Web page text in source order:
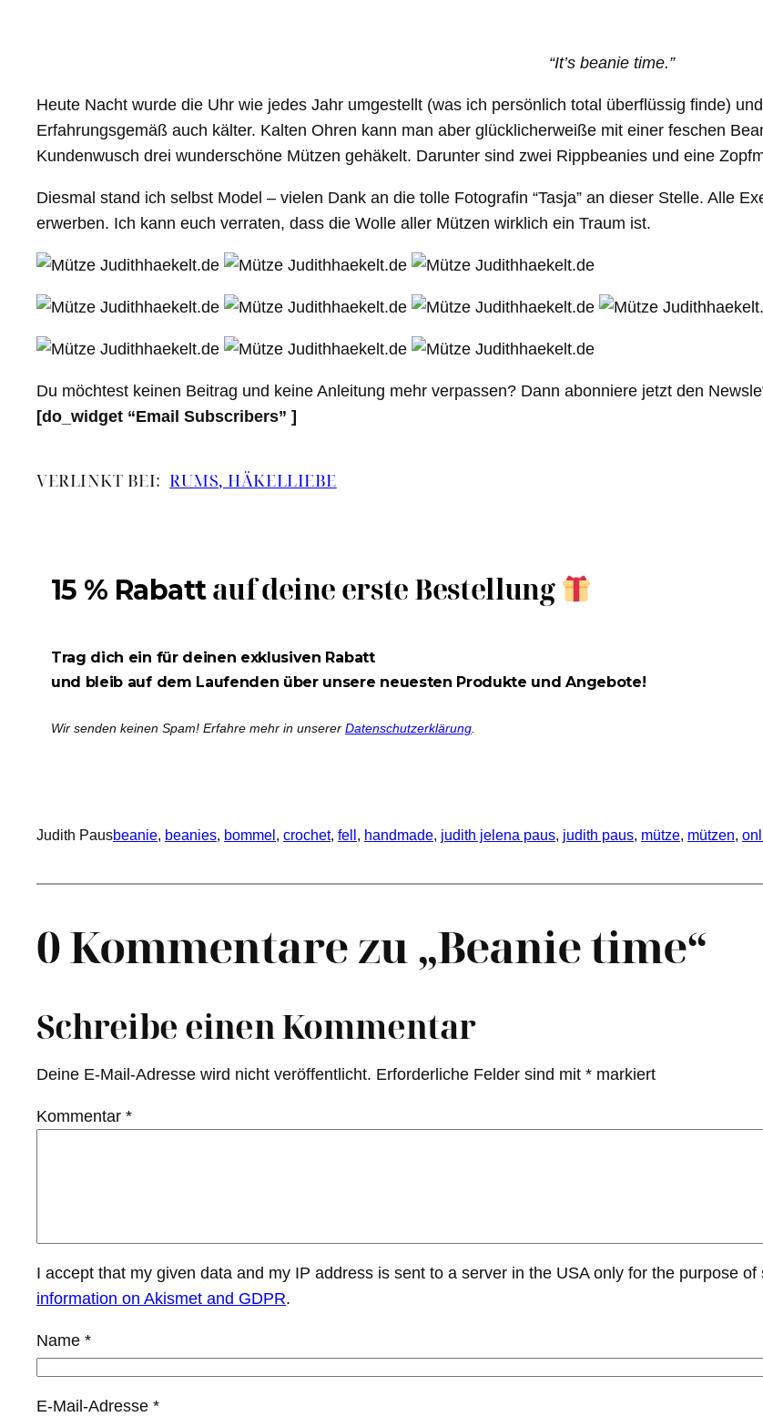
“It’s beanie time.”
Heute Nacht wurde die Uhr wie jedes Jahr umgestellt (was ich persönlich total überflüssig finde)
Erfahrungsgemäß auch kälter. Kalten Ohren kann man aber glücklicherweiße mit einer feschen
Kundenwusch drei wunderschöne Mützen gehäkelt. Darunter sind zwei Rippbeanies und eine
Diesmal stand ich selbst Model – vielen Dank an die tolle Fotografin “Tasja” an dieser Stelle. Alle
erwerben. Ich kann euch verraten, dass die Wolle aller Mützen wirklich ein Traum ist.
Du möchtest keinen Beitrag und keine Anleitung mehr verpassen? Dann abonniere jetzt den
[do_widget “Email Subscribers” ]
VERLINKT BEI: RUMS, HÄKELLIEBE
15 % Rabattauf deine erste Bestellung
Trag dich ein für deinen exklusiven Rabatt
und bleib auf dem Laufenden über unsere neuesten Produkte und Angebote!
Wir senden keinen Spam! Erfahre mehr in unserer Datenschutzerklärung
Judith Pausbeanie, beanies, bommel , crochet, fell , handmade, judith jelena paus, judith paus, mütze, mützen,
0 Kommentare zu „Beanie time“
Schreibe einen Kommentar
Deine E-Mail-Adresse wird nicht veröffentlicht. Erforderliche Felder sind mit * markiert
Kommentar *
I accept that my given data and my IP address is sent to a server in the USA only for the purpose
information on Akismet and GDPR.
Name *
E-Mail-Adresse *